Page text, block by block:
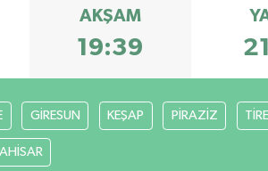
AKŞAM
19:39
GİRESUN KEŞAP PİRAZİZ